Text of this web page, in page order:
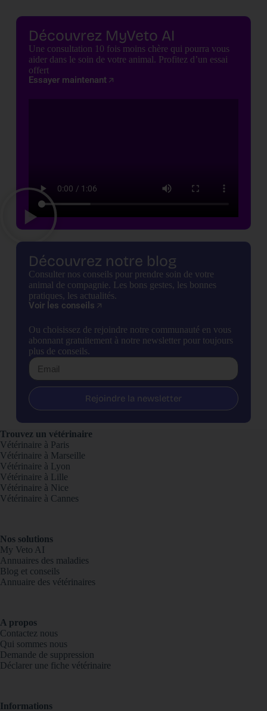
Découvrez MyVeto AI
Une consultation 10 fois moins chère qui pourra vous
aider dans le soin de votre animal. Profitez d’un essai
offert
Essayer maintenant
Découvrez notre blog
Consulter nos conseils pour prendre soin de votre
animal de compagnie. Les bons gestes, les bonnes
pratiques, les actualités.
Voir les conseils
Ou choisissez de rejoindre notre communauté en vous
abonnant gratuitement à notre newsletter pour toujours
plus de conseils.
Rejoindre la newsletter
Trouvez un vétérinaire
Vétérinaire à Paris
Vétérinaire à Marseille
Vétérinaire à Lyon
Vétérinaire à Lille
Vétérinaire à Nice
Vétérinaire à Cannes
Nos solutions
My Veto AI
Annuaires des maladies
Blog et conseils
Annuaire des vétérinaires
A propos
Contactez nous
Qui sommes nous
Demande de suppression
Déclarer une fiche vétérinaire
Informations